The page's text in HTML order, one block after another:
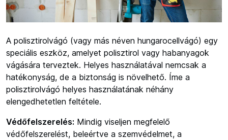
A polisztirolvágó (vagy más néven hungarocellvágó) egy
speciális eszköz, amelyet polisztirol vagy habanyagok
vágására terveztek. Helyes használatával nemcsak a
hatékonyság, de a biztonság is növelhető. Íme a
polisztirolvágó helyes használatának néhány
elengedhetetlen feltétele.
Védőfelszerelés: Mindig viseljen megfelelő
védőfelszerelést, beleértve a szemvédelmet, a